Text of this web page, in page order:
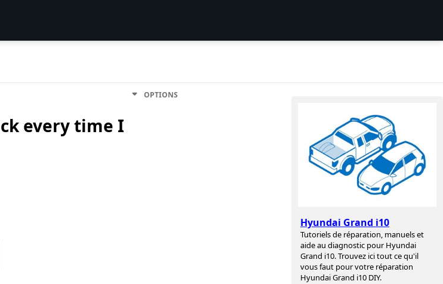
Hyundai Grand i10
Tutoriels de réparation, manuels et
aide au diagnostic pour Hyundai
Grand i10. Trouvez ici tout ce qu'il
vous faut pour votre réparation
Hyundai Grand i10 DIY.
OPTIONS
every time I